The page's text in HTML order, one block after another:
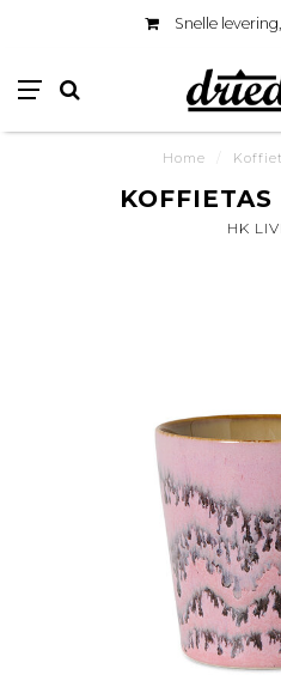
Snelle
Home
HK